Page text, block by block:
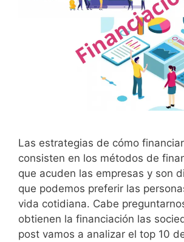
Las estrategias de cómo
consisten en los métodos de
que acuden las empresas y son
que podemos preferir las
vida cotidiana. Cabe
obtienen la financiación las
post vamos a analizar el top 10